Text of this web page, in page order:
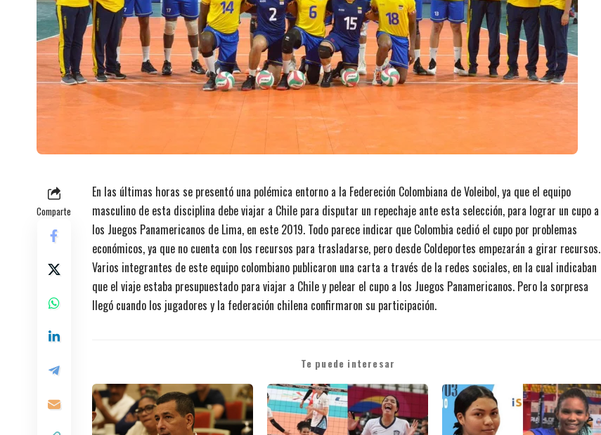
Comparte
En las últimas horas se presentó una polémica entorno a la Federeción Colombiana de Voleibol, ya que el equipo
masculino de esta disciplina debe viajar a Chile para disputar un repechaje ante esta selección, para lograr un cupo a
los Juegos Panamericanos de Lima, en este 2019. Todo parece indicar que Colombia cedió el cupo por problemas
económicos, ya que no cuenta con los recursos para trasladarse, pero desde Coldeportes empezarán a girar recursos.
Varios integrantes de este equipo colombiano publicaron una carta a través de la redes sociales, en la cual indicaban
que el viaje estaba presupuestado para viajar a Chile y pelear el cupo a los Juegos Panamericanos. Pero la sorpresa
llegó cuando los jugadores y la federación chilena confirmaron su participación.
Te puede interesar